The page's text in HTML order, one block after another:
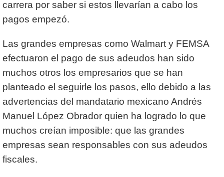
carrera por saber si estos llevarían a cabo los
pagos empezó.
Las grandes empresas como Walmart y FEMSA
efectuaron el pago de sus adeudos han sido
muchos otros los empresarios que se han
planteado el seguirle los pasos, ello debido a las
advertencias del mandatario mexicano Andrés
Manuel López Obrador quien ha logrado lo que
muchos creían imposible: que las grandes
empresas sean responsables con sus adeudos
fiscales.